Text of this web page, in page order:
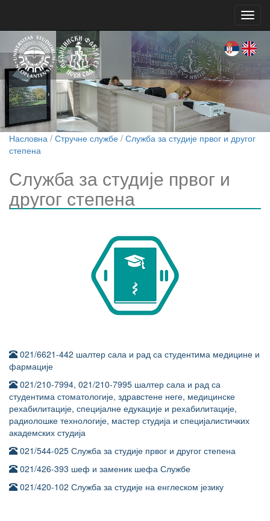
Насловна / Стручне службе / Служба за студије првог и другог
степена
Служба за студије првог и
другог степена
021/6621-442 шалтер сала и рад са студентима медицине и
фармације
021/210-7994, 021/210-7995 шалтер сала и рад са
студентима стоматологије, здравстене неге, медицинске
рехабилитације, специјалне едукације и рехабилитације,
радиолошке технологије, мастер студија и специјалистичких
академских студија
021/544-025 Служба за студије првог и другог степена
021/426-393 шеф и заменик шефа Службе
021/420-102 Служба за студије на енглеском језику